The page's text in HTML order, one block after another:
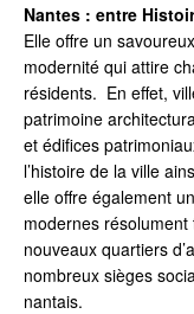
Nantes : entre
Elle offre un
modernité qui attire
résidents. En effet,
patrimoine
et édifices
l’histoire de la ville
elle offre également
modernes résolument
nouveaux quartiers
nombreux sièges
nantais.